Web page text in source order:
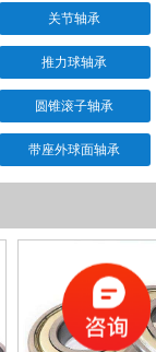
关节轴承
推力球轴承
圆锥滚子轴承
带座外球面轴承